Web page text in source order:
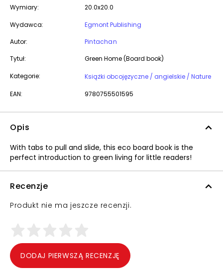
Wymiary: 20.0x20.0
Wydawca:
Egmont Publishing
Autor:
Pintachan
Tytuł:
Green Home (Board book)
Kategorie: Książki obcojęzyczne / angielskie / Nature
EAN: 9780755501595
Opis
With tabs to pull and slide, this eco board book is the
perfect introduction to green living for little readers!
Recenzje
Produkt nie ma jeszcze recenzji.
DODAJ PIERWSZĄ RECENZJĘ